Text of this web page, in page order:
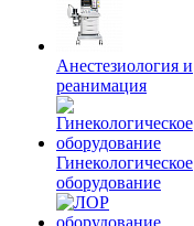
Анестезиология и
реанимация
Гинекологическое
оборудование